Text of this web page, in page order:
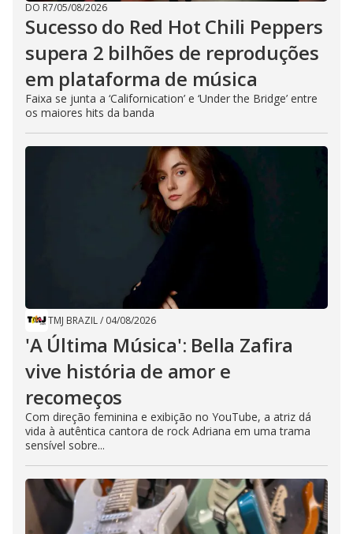
DO R7/05/08/2026
Sucesso do Red Hot Chili Peppers
supera 2 bilhões de reproduções
em plataforma de música
Faixa se junta a ‘Californication’ e ‘Under the Bridge’ entre
os maiores hits da banda
TMJ BRAZIL/ 04/08/2026
'A Última Música': Bella Zafira
vive história de amor e
recomeços
Com direção feminina e exibição no YouTube, a atriz dá
vida à autêntica cantora de rock Adriana em uma trama
sensível sobre...